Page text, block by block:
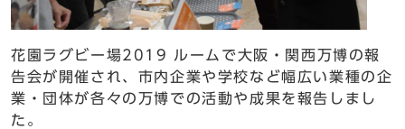
花園ラグビー場2019 ルームで大阪・関西万博の報
告会が開催され、市内企業や学校など幅広い業種の企
業・団体が各々の万博での活動や成果を報告しまし
た。